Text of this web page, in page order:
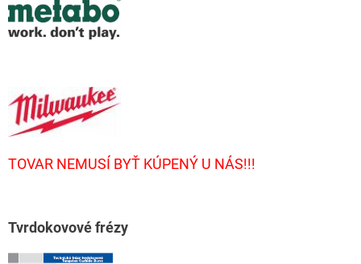
TOVAR NEMUSÍ BYŤ KÚPENÝ U NÁS!!!
Tvrdokovové frézy